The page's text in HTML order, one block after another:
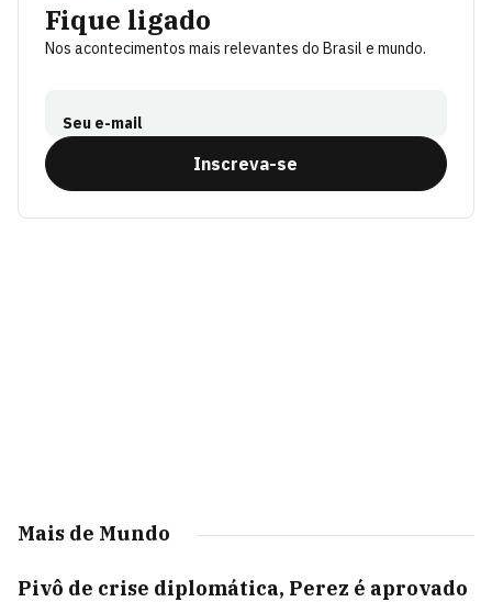
Fique ligado
Nos acontecimentos mais relevantes do Brasil e mundo.
Seu e-mail
Inscreva-se
Mais de Mundo
Pivô de crise diplomática, Perez é aprovado